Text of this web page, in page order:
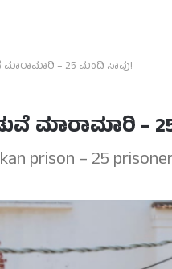
ಮಾರಾಮಾರಿ – 25 ಮಂದಿ ಸಾವು!
ಮಾರಾಮಾರಿ –
prison – 25